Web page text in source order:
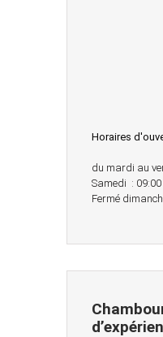
Horaires
du mardi au
Samedi :
Fermé